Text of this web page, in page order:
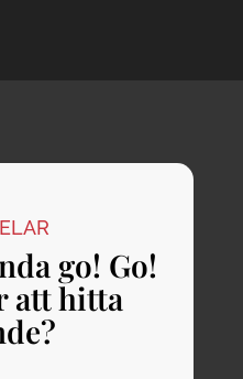
go! Go!
att hitta